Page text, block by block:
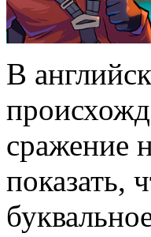
В
сражение
показать,